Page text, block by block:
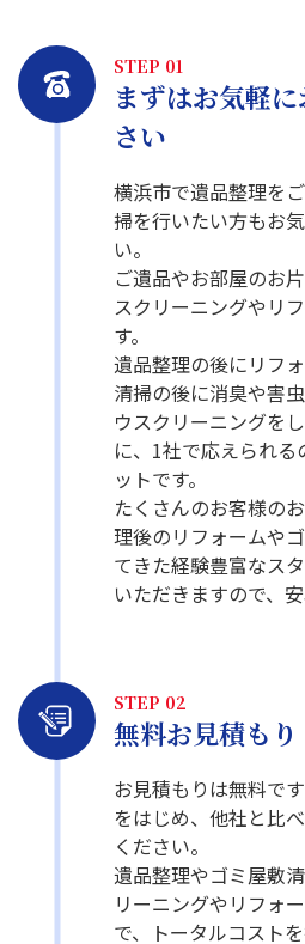
STEP 01
まずはお気軽
さい
横浜市で遺品整理を
掃を行いたい方もお
い。
ご遺品やお部屋のお
スクリーニングやリ
す。
遺品整理の後にリフ
清掃の後に消臭や害
ウスクリーニングを
に、1社で応えられ
ットです。
たくさんのお客様の
理後のリフォームや
てきた経験豊富なス
いただきますので、
STEP 02
無料お見積もり
お見積もりは無料で
をはじめ、他社と比
ください。
遺品整理やゴミ屋敷
リーニングやリフォ
で、トータルコスト